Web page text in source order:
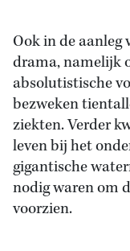
Ook in de aanleg
drama, namelijk
absolutistische
bezweken
ziekten. Verder
leven bij het
gigantische
nodig waren om
voorzien.